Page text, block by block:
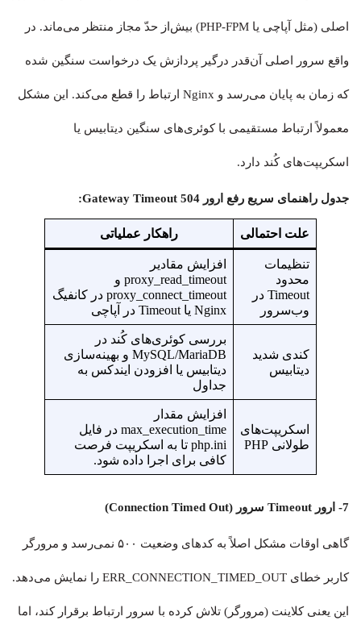
اصلی (مثل آپاچی یا PHP-FPM) بیش‌از حدّ مجاز منتظر می‌ماند. در
واقع سرور اصلی آن‌قدر درگیر پردازش یک درخواست سنگین شده
که زمان به پایان می‌رسد و Nginx ارتباط را قطع می‌کند. این مشکل
معمولاً ارتباط مستقیمی با کوئری‌های سنگین دیتابیس یا
اسکریپت‌های کُند دارد.
جدول راهنمای سریع رفع ارور Gateway Timeout 504:
علت احتمالی راهکار عملیاتی
تنظیمات
محدود
Timeout در
وب‌سرور
افزایش مقادیر
proxy_read_timeout و
proxy_connect_timeout در کانفیگ
Nginx یا Timeout در آپاچی
کندی شدید
دیتابیس
بررسی کوئری‌های کُند در
MySQL/MariaDB و بهینه‌سازی
دیتابیس یا افزودن ایندکس به
جداول
اسکریپت‌های
طولانی PHP
افزایش مقدار
max_execution_time در فایل
php.ini تا به اسکریپت فرصت
کافی برای اجرا داده شود.
7- ارور Timeout سرور (Connection Timed Out)
گاهی اوقات مشکل اصلاً به کدهای وضعیت ۵۰۰ نمی‌رسد و مرورگر
کاربر خطای ERR_CONNECTION_TIMED_OUT را نمایش می‌دهد.
این یعنی کلاینت (مرورگر) تلاش کرده با سرور ارتباط برقرار کند، اما